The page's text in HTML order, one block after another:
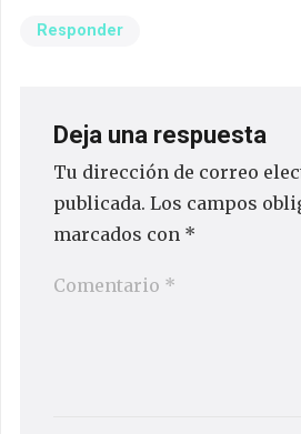
Responder
Deja una respuesta
Tu dirección de correo
publicada. Los campos
marcados con *